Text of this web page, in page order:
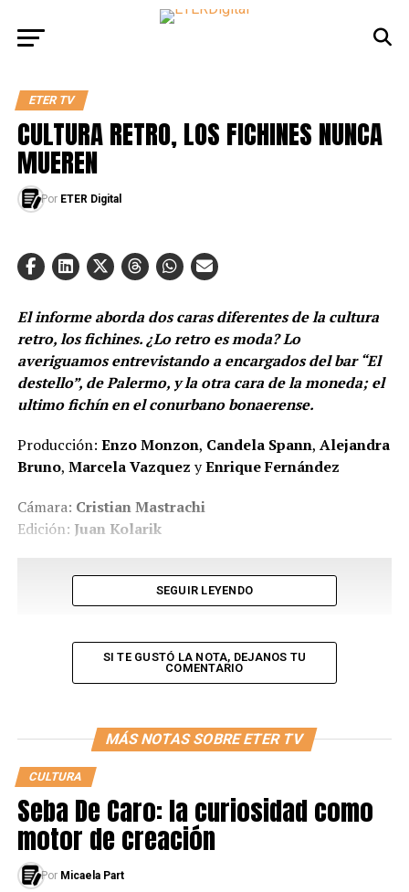
ETER TV
CULTURA RETRO, LOS FICHINES NUNCA
MUEREN
Por ETER Digital
El informe aborda dos caras diferentes de la cultura
retro, los fichines. ¿Lo retro es moda? Lo
averiguamos entrevistando a encargados del bar “El
destello”, de Palermo, y la otra cara de la moneda; el
ultimo fichín en el conurbano bonaerense.
Producción: Enzo Monzon, Candela Spann, Alejandra
Bruno, Marcela Vazquez yEnrique Fernández
Cámara: Cristian Mastrachi
Edición: Juan Kolarik
ARTÍCULOS SOBRE
LEÉ TAMBIÉN
UN VOICOT PARA LA LIBERACIÓN ANIMAL
SEGUIR LEYENDO
SI TE GUSTÓ LA NOTA, DEJANOS TU
COMENTARIO
MÁS NOTAS SOBRE ETER TV
CULTURA
Seba De Caro: la curiosidad como
motor de creación
Por Micaela Part